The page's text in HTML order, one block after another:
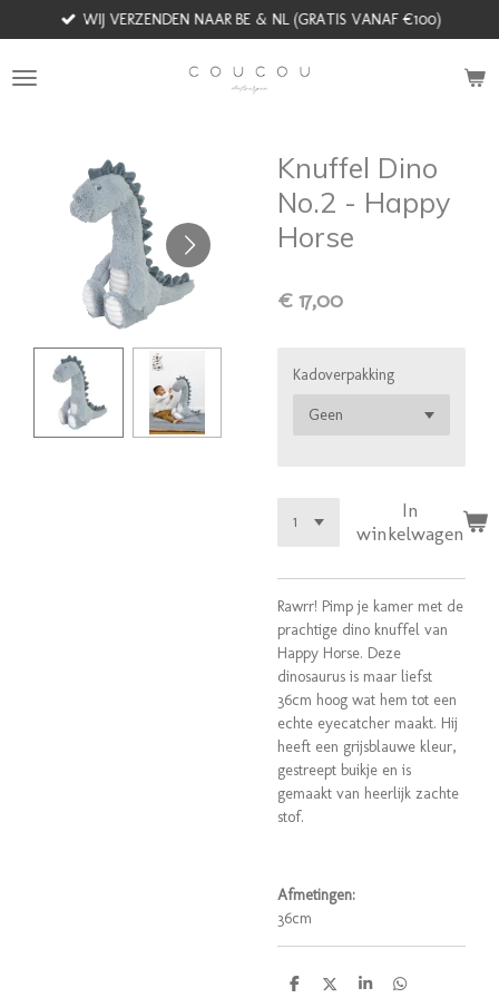
direct
naar
de
WIJ VERZENDEN NAAR BE & NL (GRATIS VANAF €100)
Knuffel Dino
No.2 - Happy
Horse
€ 17,00
Kadoverpakking
In
winkelwagen
Rawrr! Pimp je kamer met de
prachtige dino knuffel van
Happy Horse. Deze
dinosaurus is maar liefst
36cm hoog wat hem tot een
echte eyecatcher maakt. Hij
heeft een grijsblauwe kleur,
gestreept buikje en is
gemaakt van heerlijk zachte
stof.
Afmetingen:
36cm
D
D
S
D